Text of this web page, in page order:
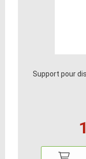
Support pour